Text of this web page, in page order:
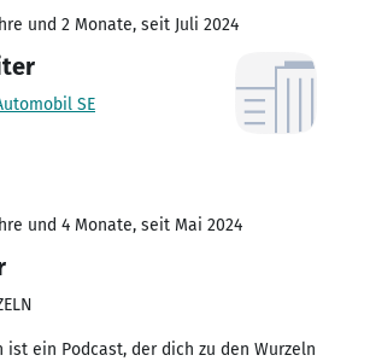
und 2 Monate, seit Juli 2024
SE
und 4 Monate, seit Mai 2024
ist ein Podcast, der dich zu den Wurzeln